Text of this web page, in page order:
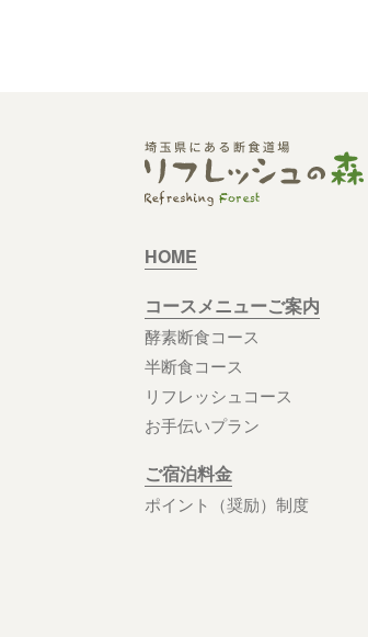
HOME
コースメニューご案内
酵素断食コース
半断食コース
リフレッシュコース
お手伝いプラン
ご宿泊料金
ポイント（奨励）制度